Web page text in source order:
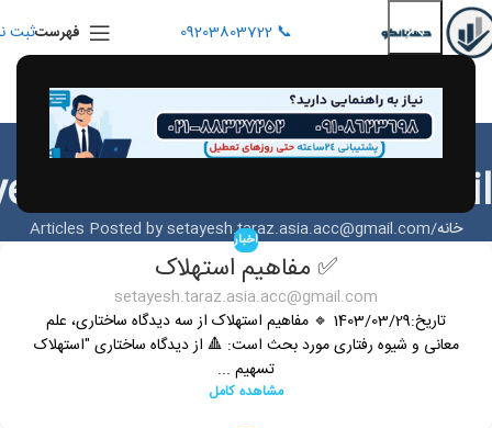
📞 09203803722 فهرستثبت
Posts by
خانه Articles Posted by setayesh.taraz.asia.acc@gmail.com
اخبار
✅ مفاهیم استهلاک
setayesh.taraz.asia.acc@gmail.com
تاریخ:1403/03/29 🔹 مفاهیم استهلاک از سه دیدگاه ساختاری، علم
معانی و شیوه رفتاری مورد بحث است: 🔺 از دیدگاه ساختاری "استهلاک
تسهیم ...
مشاهده کامل